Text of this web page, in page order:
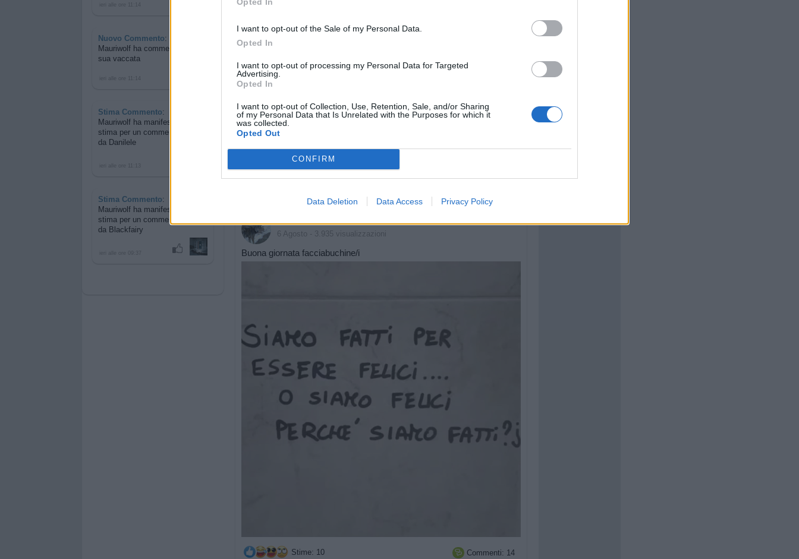
I want to opt-out of the Sale of my Personal Data.
Opted In
I want to opt-out of processing my Personal Data for Targeted
Advertising.
Opted In
I want to opt-out of Collection, Use, Retention, Sale, and/or Sharing
of my Personal Data that Is Unrelated with the Purposes for which it
was collected.
Opted Out
CONFIRM
Data Deletion Data Access Privacy Policy
Nuovo Commento:
Mauriwolf ha commentato
sua vaccata
Stima Commento:
Mauriwolf ha manifestato la sua
stima per un commento postato
da Danilele
Stima Commento:
Mauriwolf ha manifestato la sua
stima per un commento postato
da Blackfairy
Mauriwolf livello 11
6 Agosto - 3.935 visualizzazioni
Buona giornata facciabuchine/i
Stime: 10  Commenti: 14